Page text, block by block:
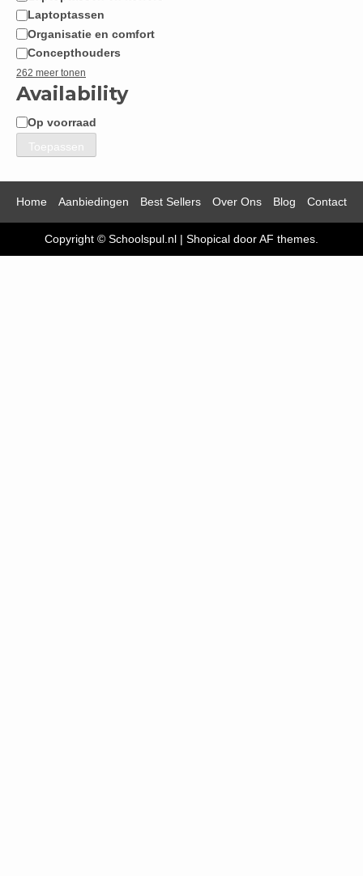
Laptoptassen
Organisatie en comfort
Concepthouders
262 meer tonen
Availability
Beschikbaarheid
Op voorraad
Toepassen
Home Aanbiedingen Best Sellers Over Ons Blog Contact
Copyright © Schoolspul.nl | Shopical door AF themes.